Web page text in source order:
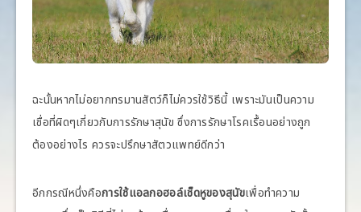
ฉะนั้นหากไม่อยากทรมานสัตว์ก็ไม่ควรใช้วิธีนี้ เพราะมันเป็นความ
เชื่อที่ผิดๆเกี่ยวกับการรักษาสุนัข ซึ่งการรักษาโรคเรื้อนอย่างถูก
ต้องอย่างไร ควรจะปรึกษาสัตวแพทย์ดีกว่า
อีกกรณีหนึ่งคือการใช้แอลกอฮอล์เช็ดหูของสุนัขเพื่อทำความ